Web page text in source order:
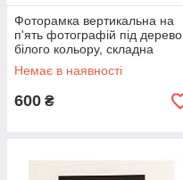
Фоторамка вертикальна на
п'ять фотографій під дерево
білого кольору, складна
10х15 см.
Немає в наявності
600 ₴